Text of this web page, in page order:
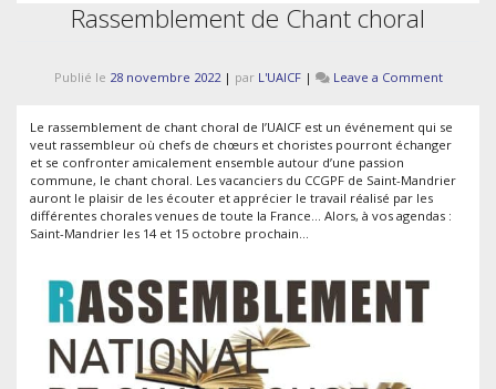
Rassemblement de Chant choral
Publié le 28 novembre 2022| par L'UAICF| Leave a Commenton
Chant
choral
Le rassemblement de chant choral de l’UAICF est un événement qui se
veut rassembleur où chefs de chœurs et choristes pourront échanger
et se confronter amicalement ensemble autour d’une passion
commune, le chant choral. Les vacanciers du CCGPF de Saint-Mandrier
auront le plaisir de les écouter et apprécier le travail réalisé par les
différentes chorales venues de toute la France… Alors, à vos agendas :
Saint-Mandrier les 14 et 15 octobre prochain…